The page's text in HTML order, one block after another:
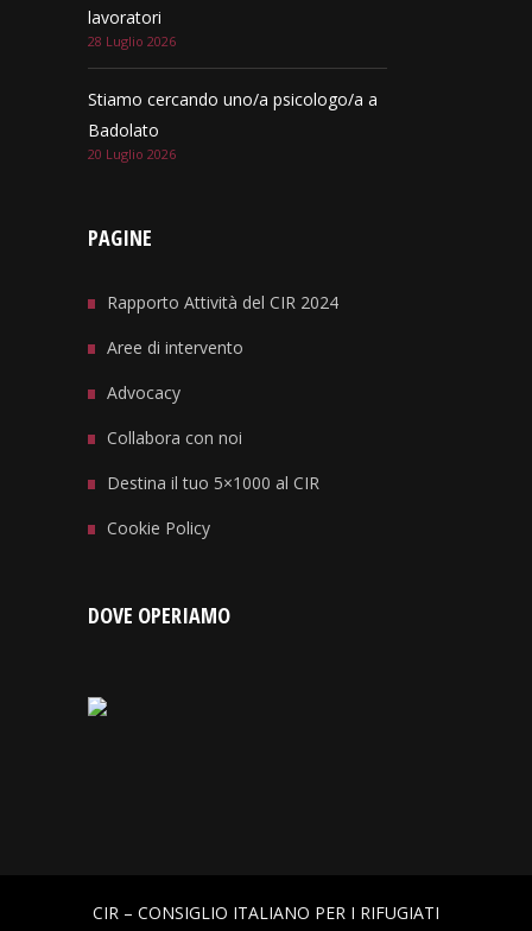
lavoratori
28 Luglio 2026
Stiamo cercando uno/a psicologo/a a
Badolato
20 Luglio 2026
PAGINE
Rapporto Attività del CIR 2024
Aree di intervento
Advocacy
Collabora con noi
Destina il tuo 5×1000 al CIR
Cookie Policy
DOVE OPERIAMO
CIR – CONSIGLIO ITALIANO PER I RIFUGIATI